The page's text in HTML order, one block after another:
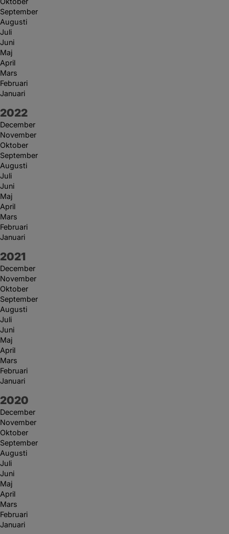
September
Augusti
Juli
Juni
Maj
April
Mars
Februari
Januari
År:
2022
December
November
Oktober
September
Augusti
Juli
Juni
Maj
April
Mars
Februari
Januari
År:
2021
December
November
Oktober
September
Augusti
Juli
Juni
Maj
April
Mars
Februari
Januari
År:
2020
December
November
Oktober
September
Augusti
Juli
Juni
Maj
April
Mars
Februari
Januari